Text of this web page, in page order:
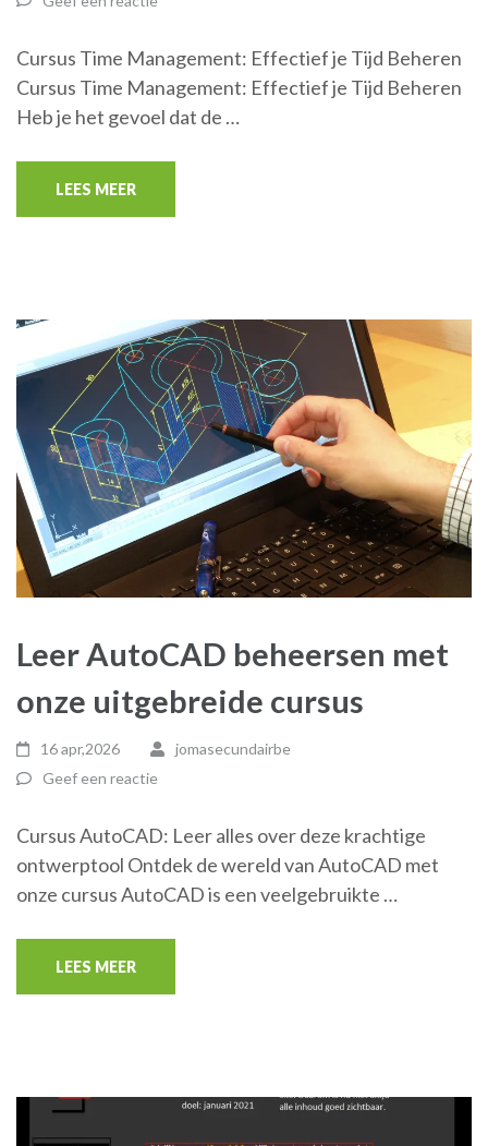
Cursus Time Management: Effectief je Tijd Beheren
Cursus Time Management: Effectief je Tijd Beheren
Heb je het gevoel dat de …
LEES MEER
Leer AutoCAD beheersen met
onze uitgebreide cursus
16 apr,2026
jomasecundairbe
Geef een reactie
Cursus AutoCAD: Leer alles over deze krachtige
ontwerptool Ontdek de wereld van AutoCAD met
onze cursus AutoCAD is een veelgebruikte …
LEES MEER